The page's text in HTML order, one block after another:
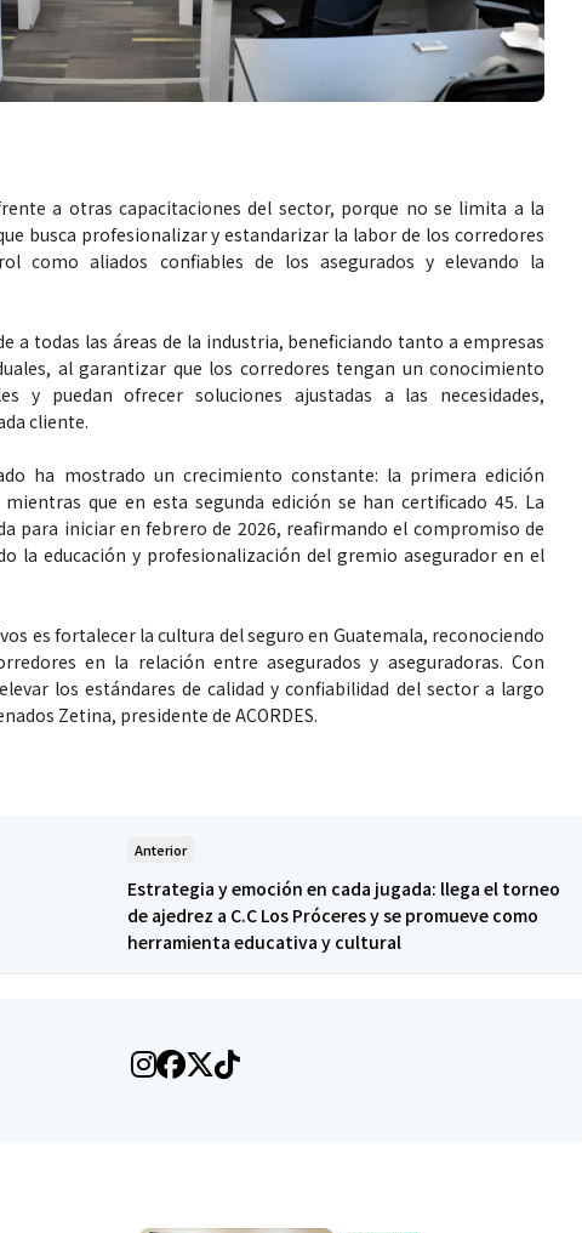
a otras capacitaciones del sector, porque no se limita a la
busca profesionalizar y estandarizar la labor de los corredores
como aliados confiables de los asegurados y elevando la
a todas las áreas de la industria, beneficiando tanto a empresas
al garantizar que los corredores tengan un conocimiento
y puedan ofrecer soluciones ajustadas a las necesidades,
cliente.
ha mostrado un crecimiento constante: la primera edición
que en esta segunda edición se han certificado 45. La
para iniciar en febrero de 2026, reafirmando el compromiso de
la educación y profesionalización del gremio asegurador en el
es fortalecer la cultura del seguro en Guatemala, reconociendo
en la relación entre asegurados y aseguradoras. Con
los estándares de calidad y confiabilidad del sector a largo
Zetina, presidente de ACORDES.
Anterior
Estrategia y emoción en cada jugada: llega el torneo
de ajedrez a C.C Los Próceres y se promueve como
herramienta educativa y cultural
La marimba une generaciones: el
46.º Festival de Marimba Paiz
transforma la tradición en un
que estés” el
del universo de
su próximo